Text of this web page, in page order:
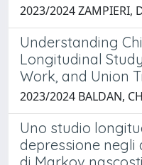
2023/2024 ZAMPIERI,
Understanding
Longitudinal
Work, and Union
2023/2024 BALDAN,
Uno studio
depressione